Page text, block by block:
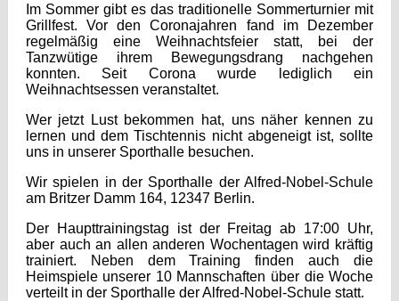
Im Sommer gibt es das traditionelle Sommerturnier mit
Grillfest. Vor den Coronajahren fand im Dezember
regelmäßig eine Weihnachtsfeier statt, bei der
Tanzwütige ihrem Bewegungsdrang nachgehen
konnten. Seit Corona wurde lediglich ein
Weihnachtsessen veranstaltet.
Wer jetzt Lust bekommen hat, uns näher kennen zu
lernen und dem Tischtennis nicht abgeneigt ist, sollte
uns in unserer Sporthalle besuchen.
Wir spielen in der Sporthalle der Alfred-Nobel-Schule
am Britzer Damm 164, 12347 Berlin.
Der Haupttrainingstag ist der Freitag ab 17:00 Uhr,
aber auch an allen anderen Wochentagen wird kräftig
trainiert. Neben dem Training finden auch die
Heimspiele unserer 10 Mannschaften über die Woche
verteilt in der Sporthalle der Alfred-Nobel-Schule statt.